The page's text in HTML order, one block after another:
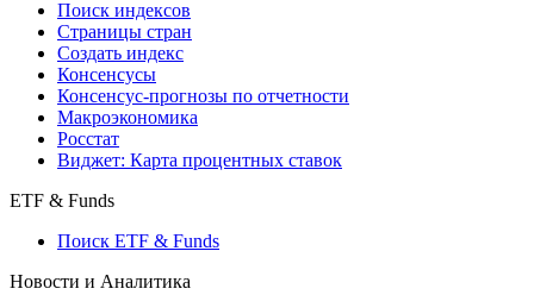
Поиск индексов
Страницы стран
Создать индекс
Консенсусы
Консенсус-прогнозы по отчетности
Макроэкономика
Росстат
Виджет: Карта процентных ставок
ETF & Funds
Поиск ETF & Funds
Новости и Аналитика